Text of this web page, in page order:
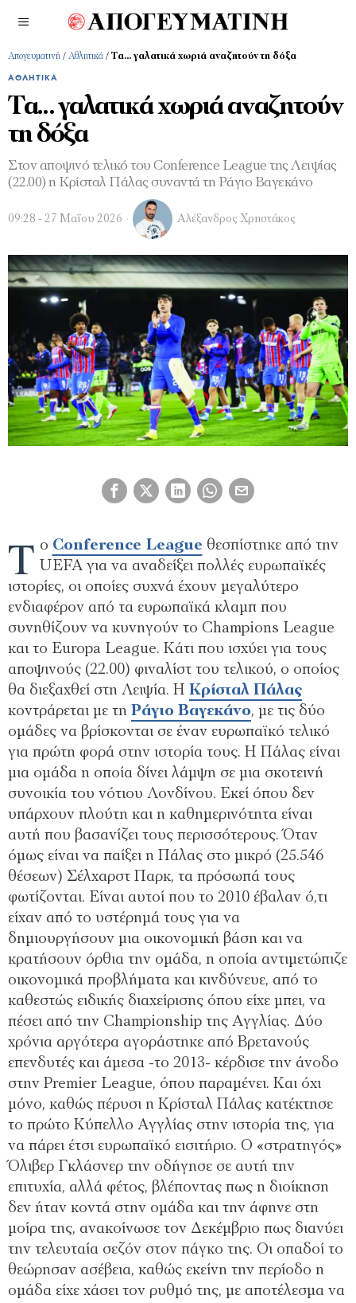
Απογευματινή / Αθλητικά / Τα… γαλατικά χωριά αναζητούν τη δόξα
ΑΘΛΗΤΙΚΆ
Τα… γαλατικά χωριά αναζητούν
τη δόξα
Στον αποψινό τελικό του Conference League της Λειψίας
(22.00) η Κρίσταλ Πάλας συναντά τη Ράγιο Βαγεκάνο
09:28 - 27 Μαΐου 2026 Αλέξανδρος Χρηστάκος
Τ ο Conference League θεσπίστηκε από την
UEFA για να αναδείξει πολλές ευρωπαϊκές
ιστορίες, οι οποίες συχνά έχουν μεγαλύτερο
ενδιαφέρον από τα ευρωπαϊκά κλαμπ που
συνηθίζουν να κυνηγούν το Champions League
και το Europa League. Κάτι που ισχύει για τους
αποψινούς (22.00) φιναλίστ του τελικού, ο οποίος
θα διεξαχθεί στη Λειψία. Η Κρίσταλ Πάλας
κοντράρεται με τη Ράγιο Βαγεκάνο, με τις δύο
ομάδες να βρίσκονται σε έναν ευρωπαϊκό τελικό
για πρώτη φορά στην ιστορία τους. Η Πάλας είναι
μια ομάδα η οποία δίνει λάμψη σε μια σκοτεινή
συνοικία του νότιου Λονδίνου. Εκεί όπου δεν
υπάρχουν πλούτη και η καθημερινότητα είναι
αυτή που βασανίζει τους περισσότερους. Όταν
όμως είναι να παίξει η Πάλας στο μικρό (25.546
θέσεων) Σέλχαρστ Παρκ, τα πρόσωπά τους
φωτίζονται. Είναι αυτοί που το 2010 έβαλαν ό,τι
είχαν από το υστέρημά τους για να
δημιουργήσουν μια οικονομική βάση και να
κρατήσουν όρθια την ομάδα, η οποία αντιμετώπιζε
οικονομικά προβλήματα και κινδύνευε, από το
καθεστώς ειδικής διαχείρισης όπου είχε μπει, να
πέσει από την Championship της Αγγλίας. Δύο
χρόνια αργότερα αγοράστηκε από Βρετανούς
επενδυτές και άμεσα -το 2013- κέρδισε την άνοδο
στην Premier League, όπου παραμένει. Και όχι
μόνο, καθώς πέρυσι η Κρίσταλ Πάλας κατέκτησε
το πρώτο Κύπελλο Αγγλίας στην ιστορία της, για
να πάρει έτσι ευρωπαϊκό εισιτήριο. Ο «στρατηγός»
Όλιβερ Γκλάσνερ την οδήγησε σε αυτή την
επιτυχία, αλλά φέτος, βλέποντας πως η διοίκηση
δεν ήταν κοντά στην ομάδα και την άφηνε στη
μοίρα της, ανακοίνωσε τον Δεκέμβριο πως διανύει
την τελευταία σεζόν στον πάγκο της. Οι οπαδοί το
θεώρησαν ασέβεια, καθώς εκείνη την περίοδο η
ομάδα είχε χάσει τον ρυθμό της, με αποτέλεσμα να